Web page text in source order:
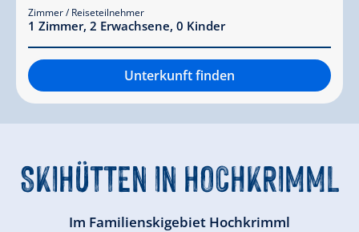
Zimmer / Reiseteilnehmer
1 Zimmer, 2 Erwachsene, 0 Kinder
Unterkunft finden
SKIHÜTTEN IN HOCHKRIMML
Im Familienskigebiet Hochkrimml